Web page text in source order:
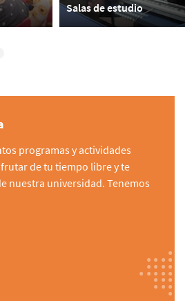
Salas de estudio
programas y actividades
de tu tiempo libre y te
nuestra universidad. Tenemos